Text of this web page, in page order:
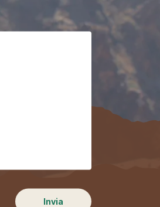
Invia